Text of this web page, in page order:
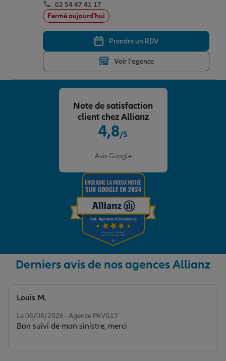
Protection juridique
Retraite
Tous nos devis d'assurance
02 54 47 41 17
Fermé aujourd'hui
Prendre un RDV
Voir l'agence
4,8/5
Avis Google
Note de satisfaction
client chez Allianz
Derniers avis de nos agences Allianz
Le 08/08/2026 - Agence PAVILLY
Bon suivi de mon sinistre, merci
Louis M.